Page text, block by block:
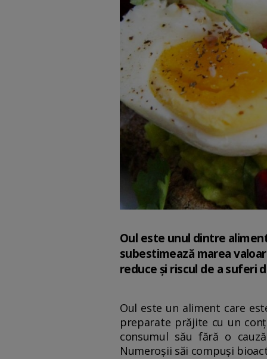
Oul este unul dintre
subestimează marea
reduce și riscul de a suferi
Oul este un aliment care
preparate prăjite cu un
consumul său fără o
Numeroșii săi compuși